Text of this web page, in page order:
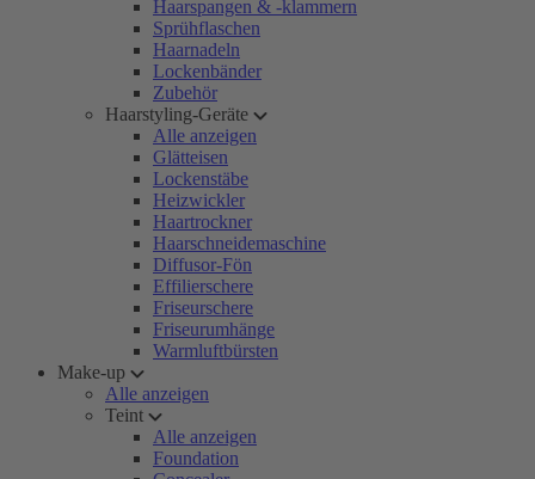
Haarspangen & -klammern
Sprühflaschen
Haarnadeln
Lockenbänder
Zubehör
Haarstyling-Geräte
Alle anzeigen
Glätteisen
Lockenstäbe
Heizwickler
Haartrockner
Haarschneidemaschine
Diffusor-Fön
Effilierschere
Friseurschere
Friseurumhänge
Warmluftbürsten
Make-up
Alle anzeigen
Teint
Alle anzeigen
Foundation